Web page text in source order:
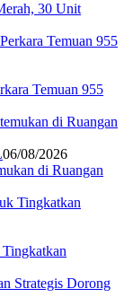
30 Unit
Temuan 955
06/08/2026
di Ruangan